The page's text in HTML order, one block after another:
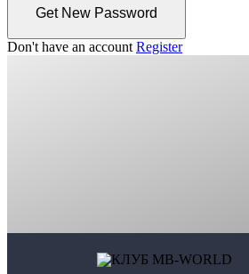
Don't have an account Register